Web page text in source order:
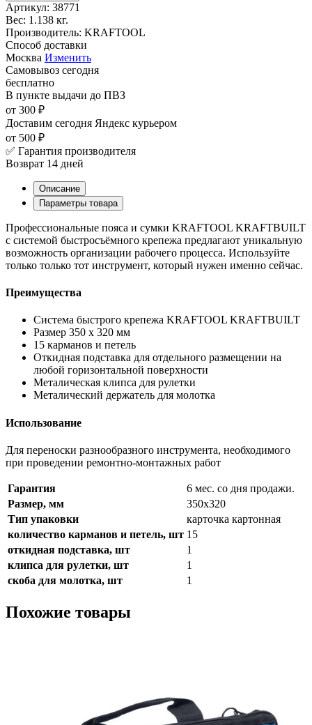
Артикул: 38771
Вес: 1.138 кг.
Производитель: KRAFTOOL
Способ доставки
Москва Изменить
Самовывоз сегодня
бесплатно
В пункте выдачи до ПВЗ
от 300 ₽
Доставим сегодня Яндекс курьером
от 500 ₽
✅ Гарантия производителя
Возврат 14 дней
Описание
Параметры товара
Профессиональные пояса и сумки KRAFTOOL KRAFTBUILT
с системой быстросъёмного крепежа предлагают уникальную
возможность организации рабочего процесса. Используйте
только только тот инструмент, который нужен именно сейчас.
Преимущества
Система быстрого крепежа KRAFTOOL KRAFTBUILT
Размер 350 х 320 мм
15 карманов и петель
Откидная подставка для отдельного размещении на
любой горизонтальной поверхности
Металическая клипса для рулетки
Металический держатель для молотка
Использование
Для переноски разнообразного инструмента, необходимого
при проведении ремонтно-монтажных работ
Гарантия
6 мес. со дня продажи.
Размер, мм
350х320
Тип упаковки
карточка картонная
количество карманов и петель, шт 15
откидная подставка, шт
1
клипса для рулетки, шт
1
скоба для молотка, шт
1
Похожие товары